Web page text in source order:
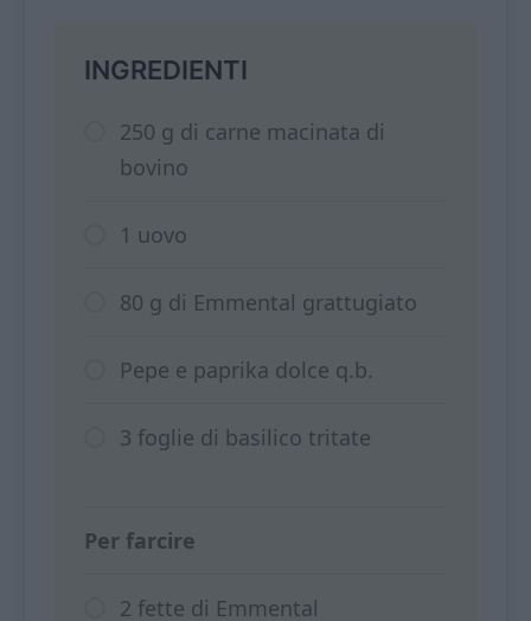
INGREDIENTI
250 g di carne macinata di
bovino
1 uovo
80 g di Emmental grattugiato
Pepe e paprika dolce q.b.
3 foglie di basilico tritate
Per farcire
2 fette di Emmental